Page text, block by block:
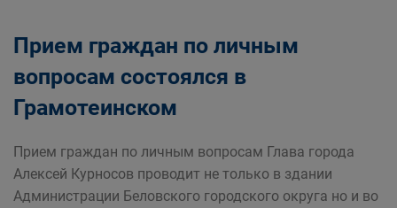
Прием граждан по личным
вопросам состоялся в
Грамотеинском
Прием граждан по личным вопросам Глава города
Алексей Курносов проводит не только в здании
Администрации Беловского городского округа но и во